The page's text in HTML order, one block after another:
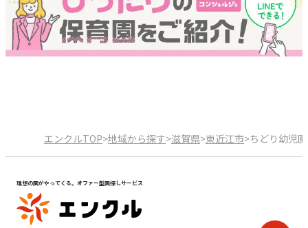
エンクルTOP>地域から探す>滋賀県>東近江市>ちどり幼児園
理想の園がやってくる。オファー型園探しサービス